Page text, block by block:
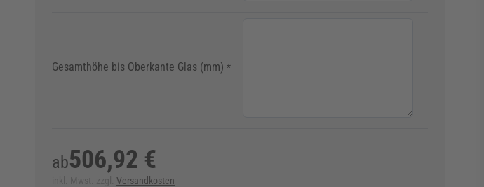
Gesamthöhe bis Oberkante Glas (mm) *
ab506,92 €
Versandkosten